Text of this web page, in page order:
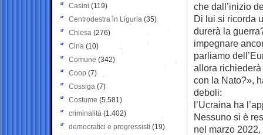
che dall’inizio
Di lui si ricorda
durerà la
impegnare
parliamo
allora
con la Nato?»,
deboli:
l’Ucraina ha
Nessuno si è
nel marzo
Casini (119)
Centrodestra in Liguria (35)
Chiesa (276)
Cina (10)
Comune (342)
Coop (7)
Cossiga (7)
Costume (5.581)
criminalità (1.402)
democratici e progressisti (19)